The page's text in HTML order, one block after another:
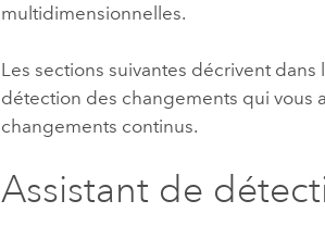
multidimensionnelles.
Les sections suivantes décrivent
détection des changements qui
changements continus.
Assistant de